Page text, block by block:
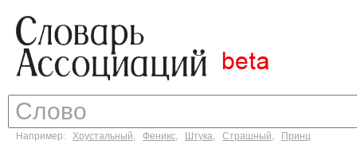
Например: Хрустальный, Феникс, Штука, Страшный, Принц